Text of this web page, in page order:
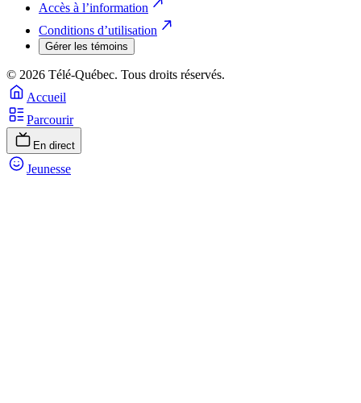
Accès à l’information
Conditions d’utilisation
Gérer les témoins
© 2026 Télé-Québec. Tous droits réservés.
Accueil
Parcourir
En direct
Jeunesse